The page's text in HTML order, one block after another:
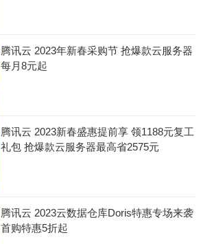
腾讯云 2023年新春采购节 抢爆款云服务器
每月8元起
腾讯云 2023新春盛惠提前享 领1188元复工
礼包 抢爆款云服务器最高省2575元
腾讯云 2023云数据仓库Doris特惠专场来袭
首购特惠5折起